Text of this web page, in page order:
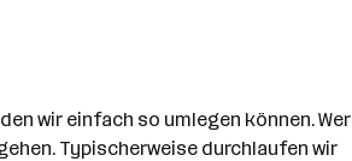
wir einfach so umlegen können. Wer
Typischerweise durchlaufen wir